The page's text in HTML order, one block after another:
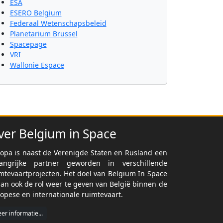
ESA
ESERO Belgium
Federaal Wetenschapsbeleid
Planetarium Brussel
Spacepage
VRI
Wallonie Espace
Belgium in Space
is naast de Verenigde Staten en Rusland een
partner geworden in verschillende
Het doel van Belgium In Space
ook de rol weer te geven van België binnen de
en internationale ruimtevaart.
informatie...